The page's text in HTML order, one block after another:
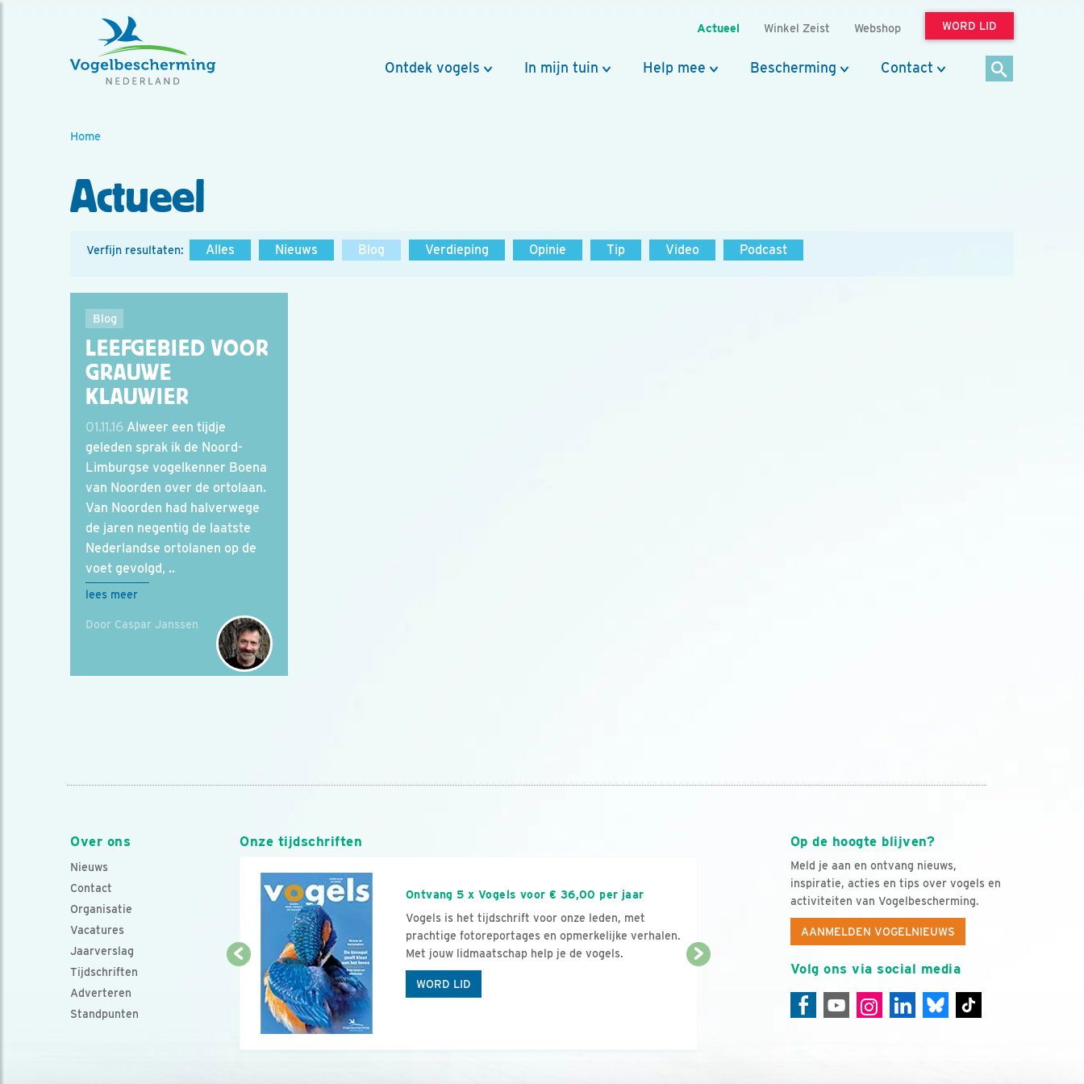
Actueel Winkel Zeist Webshop WORD LID
Ontdek vogels In mijn tuin Help mee Bescherming Contact
Home
Actueel
Verfijn resultaten: Alles Nieuws Blog Verdieping Opinie Tip Video Podcast
Blog
LEEFGEBIED VOOR
GRAUWE
KLAUWIER
01.11.16 Alweer een tijdje
geleden sprak ik de Noord-
Limburgse vogelkenner Boena
van Noorden over de ortolaan.
Van Noorden had halverwege
de jaren negentig de laatste
Nederlandse ortolanen op de
voet gevolgd, ..
lees meer
Door Caspar Janssen
Over ons
Nieuws
Contact
Organisatie
Vacatures
Jaarverslag
Tijdschriften
Adverteren
Standpunten
Op de hoogte blijven?
Meld je aan en ontvang nieuws,
inspiratie, acties en tips over vogels en
activiteiten van Vogelbescherming.
AANMELDEN VOGELNIEUWS
Volg ons via social media
Onze tijdschriften
Ontvang 5 x Vogels voor € 36,00 per jaar
Vogels is het tijdschrift voor onze leden, met
prachtige fotoreportages en opmerkelijke verhalen.
Met jouw lidmaatschap help je de vogels.
WORD LID